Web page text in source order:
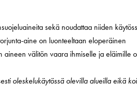
sekä noudattaa niiden
aine on luonteeltaan eloperäinen
aineen välitön vaara ihmiselle ja eläimille
oleskelukäytössä olevilla alueilla eikä